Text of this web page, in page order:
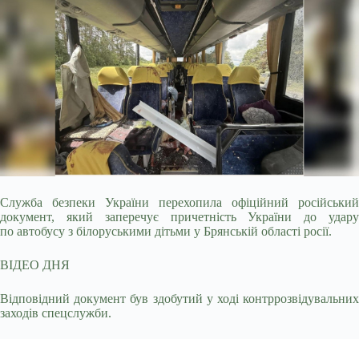
Служба безпеки України перехопила офіційний російський
документ, який заперечує причетність України до удару
по автобусу з білоруськими дітьми у Брянській області росії.
ВІДЕО ДНЯ
Відповідний документ був здобутий у ході контррозвідувальних
заходів спецслужби.